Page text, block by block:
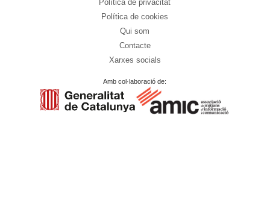
Política de privacitat
Política de cookies
Qui som
Contacte
Xarxes socials
Amb col·laboració de: